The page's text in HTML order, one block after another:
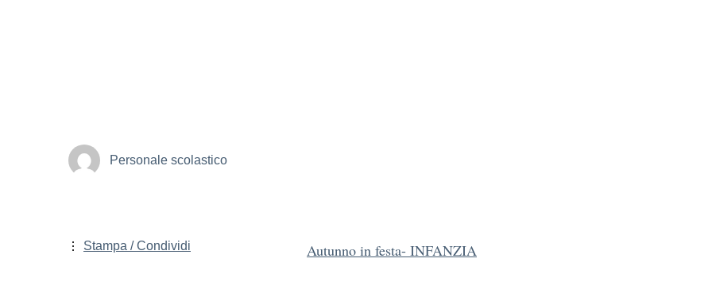
Personale scolastico
Autunno in festa- INFANZIA
Stampa / Condividi